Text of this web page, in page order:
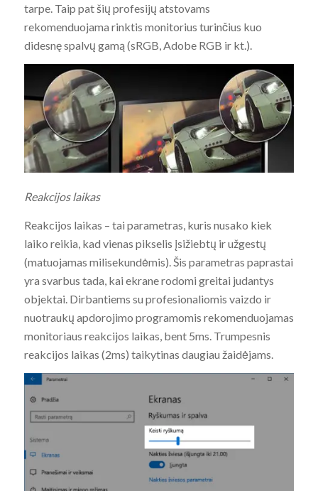
tarpe. Taip pat šių profesijų atstovams
rekomenduojama rinktis monitorius turinčius kuo
didesnę spalvų gamą (sRGB, Adobe RGB ir kt.).
Reakcijos laikas
Reakcijos laikas – tai parametras, kuris nusako kiek
laiko reikia, kad vienas pikselis įsižiebtų ir užgestų
(matuojamas milisekundėmis). Šis parametras paprastai
yra svarbus tada, kai ekrane rodomi greitai judantys
objektai. Dirbantiems su profesionaliomis vaizdo ir
nuotraukų apdorojimo programomis rekomenduojamas
monitoriaus reakcijos laikas, bent 5ms. Trumpesnis
reakcijos laikas (2ms) taikytinas daugiau žaidėjams.